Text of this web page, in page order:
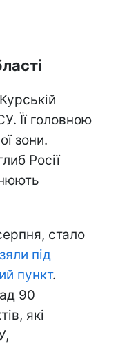
Її головною
зони.
Росії
стало
під
пункт.
90
які